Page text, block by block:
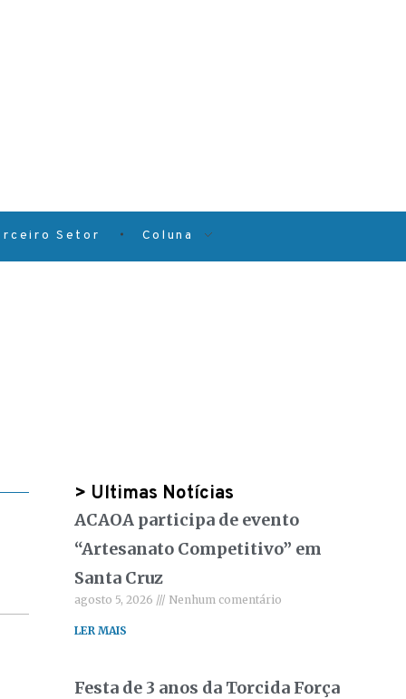
Setor Coluna
> Ultimas Notícias
ACAOA participa de evento
“Artesanato Competitivo” em
Santa Cruz
agosto 5, 2026 Nenhum comentário
LER MAIS
Festa de 3 anos da Torcida Força